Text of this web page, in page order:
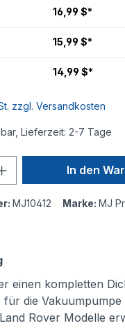
16,99 $*
15,99 $*
14,99 $*
zzgl. Versandkosten
Lieferzeit: 2-7 Tage
In den
MJ10412 Marke: MJ
einen kompletten
für die
Rover Modelle